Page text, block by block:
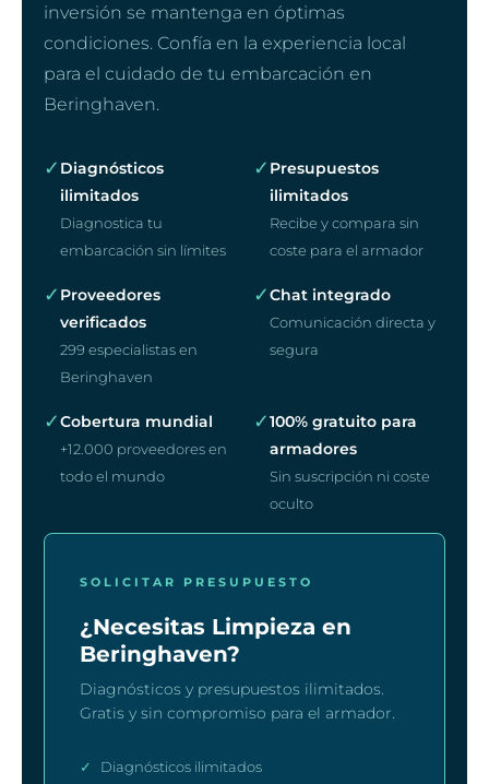
inversión se mantenga en óptimas
condiciones. Confía en la experiencia local
para el cuidado de tu embarcación en
Beringhaven.
✓ Diagnósticos
ilimitados
Diagnostica tu
embarcación sin límites
✓ Presupuestos
ilimitados
Recibe y compara sin
coste para el armador
✓ Proveedores
verificados
299 especialistas en
Beringhaven
✓Chat integrado
Comunicación directa y
segura
✓Cobertura mundial
+12.000 proveedores en
todo el mundo
✓100% gratuito para
armadores
Sin suscripción ni coste
oculto
SOLICITAR PRESUPUESTO
¿Necesitas Limpieza en
Beringhaven?
Diagnósticos y presupuestos ilimitados.
Gratis y sin compromiso para el armador.
✓ Diagnósticos ilimitados